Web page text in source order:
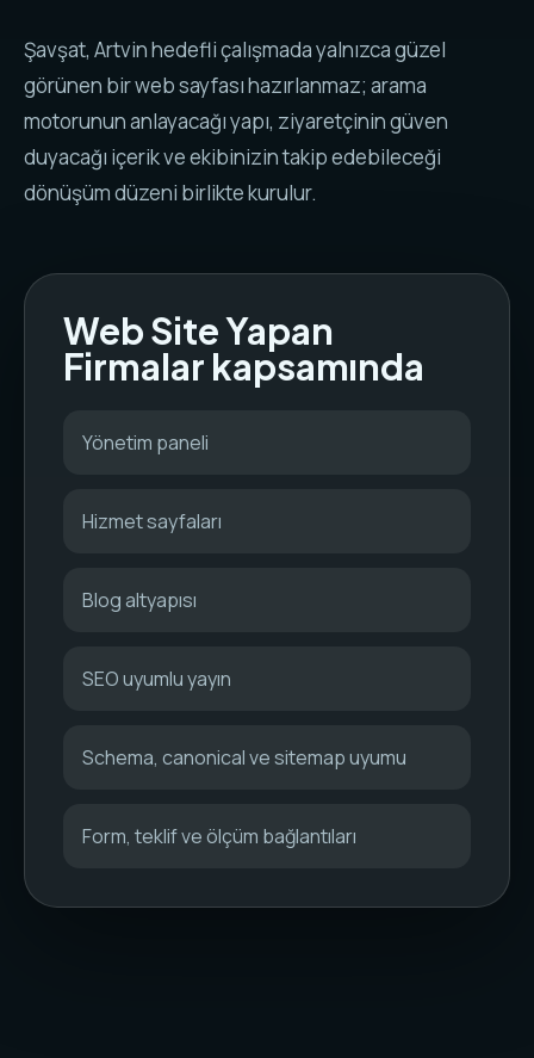
Şavşat, Artvin hedefli çalışmada yalnızca güzel
görünen bir web sayfası hazırlanmaz; arama
motorunun anlayacağı yapı, ziyaretçinin güven
duyacağı içerik ve ekibinizin takip edebileceği
dönüşüm düzeni birlikte kurulur.
Web Site Yapan
Firmalar kapsamında
Yönetim paneli
Hizmet sayfaları
Blog altyapısı
SEO uyumlu yayın
Schema, canonical ve sitemap uyumu
Form, teklif ve ölçüm bağlantıları